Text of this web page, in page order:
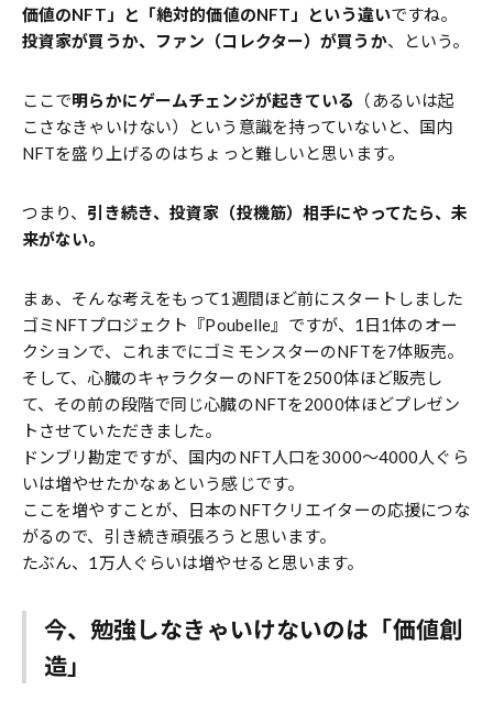
価値のNFT」と「絶対的価値のNFT」という違いですね。
投資家が買うか、ファン（コレクター）が買うか、という。
ここで明らかにゲームチェンジが起きている
（あるいは起
こさなきゃいけない）という意識を持っていないと、国内
NFTを盛り上げるのはちょっと難しいと思います。
つまり、 引き続き、投資家（投機筋）相手にやってたら、未
来がない。
まぁ、そんな考えをもって1週間ほど前にスタートしました
ゴミNFTプロジェクト『Poubelle』ですが、1日1体のオー
クションで、これまでにゴミモンスターのNFTを7体販売。
そして、心臓のキャラクターのNFTを2500体ほど販売し
て、その前の段階で同じ心臓のNFTを2000体ほどプレゼン
トさせていただきました。
ドンブリ勘定ですが、国内のNFT人口を3000〜4000人ぐら
いは増やせたかなぁという感じです。
ここを増やすことが、日本のNFTクリエイターの応援につな
がるので、引き続き頑張ろうと思います。
たぶん、1万人ぐらいは増やせると思います。
今、勉強しなきゃいけないのは「価値創
造」